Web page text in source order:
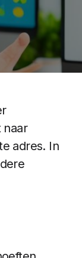
naar
adres. In